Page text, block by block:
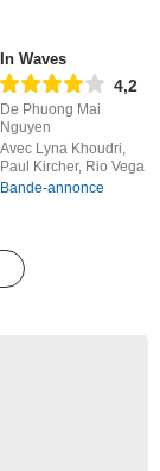
In Waves
4,2
De Phuong Mai
Nguyen
Avec Lyna Khoudri,
Paul Kircher, Rio Vega
Bande-annonce